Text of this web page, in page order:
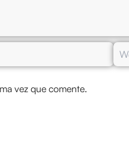
Web
vez que comente.